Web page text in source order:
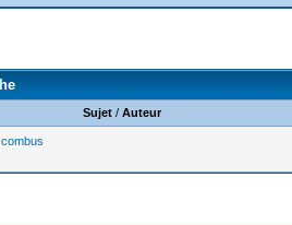
Sujet /Auteur
combus